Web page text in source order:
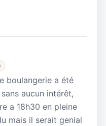
boulangerie a été
aucun intérêt,
a 18h30 en pleine
mais il serait genial